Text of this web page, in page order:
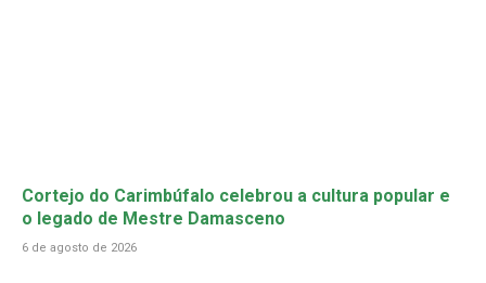
Cortejo do Carimbúfalo celebrou a cultura popular e
o legado de Mestre Damasceno
6 de agosto de 2026